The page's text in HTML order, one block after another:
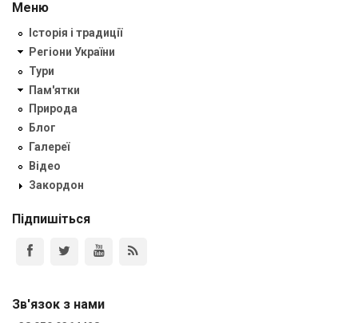
Меню
Історія і традиції
Регіони України
Тури
Пам'ятки
Природа
Блог
Галереї
Відео
Закордон
Підпишіться
Зв'язок з нами